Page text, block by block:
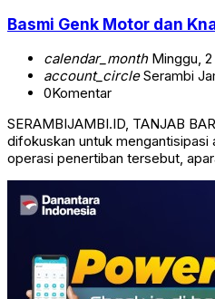
Basmi Genk Motor dan
calendar_monthMinggu, 2
account_circleSerambi
0Komentar
SERAMBIJAMBI.ID, TANJAB
difokuskan untuk mengantisipasi
operasi penertiban tersebut,